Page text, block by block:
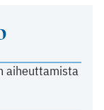
aiheuttamista